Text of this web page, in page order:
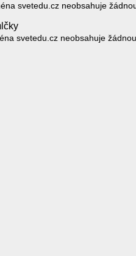
svetedu.cz neobsahuje
svetedu.cz neobsahuje žádnou